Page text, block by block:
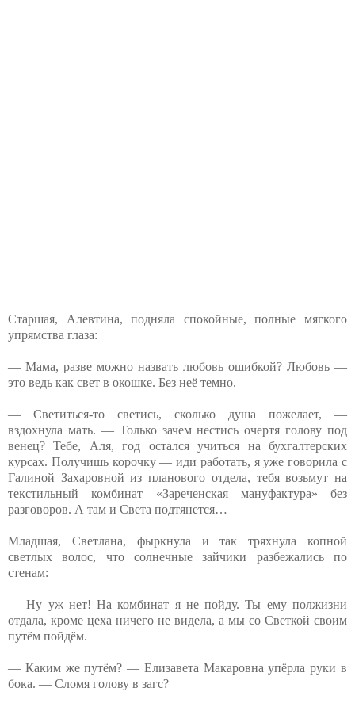
Старшая, Алевтина, подняла спокойные, полные мягкого
упрямства глаза:
— Мама, разве можно назвать любовь ошибкой? Любовь —
это ведь как свет в окошке. Без неё темно.
— Светиться-то светись, сколько душа пожелает, —
вздохнула мать. — Только зачем нестись очертя голову под
венец? Тебе, Аля, год остался учиться на бухгалтерских
курсах. Получишь корочку — иди работать, я уже говорила с
Галиной Захаровной из планового отдела, тебя возьмут на
текстильный комбинат «Зареченская мануфактура» без
разговоров. А там и Света подтянется…
Младшая, Светлана, фыркнула и так тряхнула копной
светлых волос, что солнечные зайчики разбежались по
стенам:
— Ну уж нет! На комбинат я не пойду. Ты ему полжизни
отдала, кроме цеха ничего не видела, а мы со Светкой своим
путём пойдём.
— Каким же путём? — Елизавета Макаровна упёрла руки в
бока. — Сломя голову в загс?